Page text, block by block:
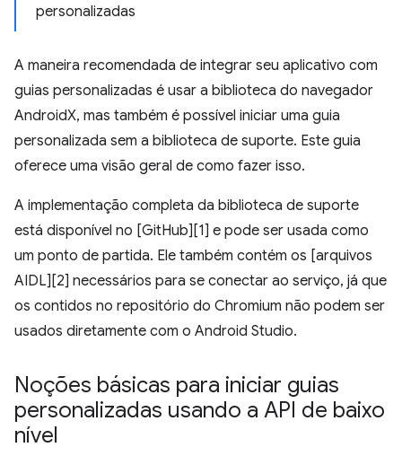
personalizadas
A maneira recomendada de integrar seu aplicativo com
guias personalizadas é usar a biblioteca do navegador
AndroidX, mas também é possível iniciar uma guia
personalizada sem a biblioteca de suporte. Este guia
oferece uma visão geral de como fazer isso.
A implementação completa da biblioteca de suporte
está disponível no [GitHub][1] e pode ser usada como
um ponto de partida. Ele também contém os [arquivos
AIDL][2] necessários para se conectar ao serviço, já que
os contidos no repositório do Chromium não podem ser
usados diretamente com o Android Studio.
Noções básicas para iniciar guias
personalizadas usando a API de baixo
nível